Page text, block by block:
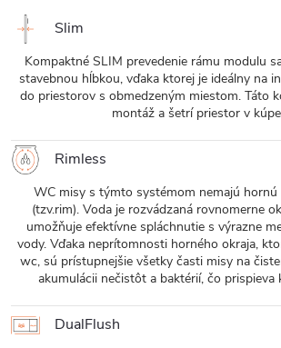
Slim
Kompaktné SLIM prevedenie rámu modulu
stavebnou hĺbkou, vďaka ktorej je ideálny na
do priestorov s obmedzeným miestom. Táto
montáž a šetrí priestor v
Rimless
WC misy s týmto systémom nemajú
(tzv.rim). Voda je rozvádzaná rovnomerne
umožňuje efektívne spláchnutie s výrazne
vody. Vďaka neprítomnosti horného okraja,
wc, sú prístupnejšie všetky časti misy na
akumulácii nečistôt a baktérií, čo prispieva
DualFlush